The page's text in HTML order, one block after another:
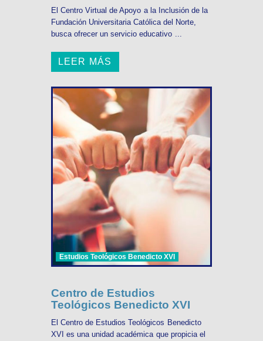
El Centro Virtual de Apoyo a la Inclusión de la
Fundación Universitaria Católica del Norte,
busca ofrecer un servicio educativo ...
LEER MÁS
Estudios Teológicos Benedicto XVI
Centro de Estudios
Teológicos Benedicto XVI
El Centro de Estudios Teológicos Benedicto
XVI es una unidad académica que propicia el